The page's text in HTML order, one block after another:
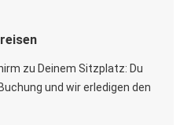
zu Deinem Sitzplatz: Du
und wir erledigen den